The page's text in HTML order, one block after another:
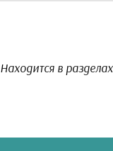
Находится в